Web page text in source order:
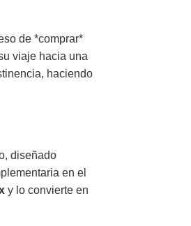
de *comprar*
viaje hacia una
haciendo
diseñado
en el
y lo convierte en